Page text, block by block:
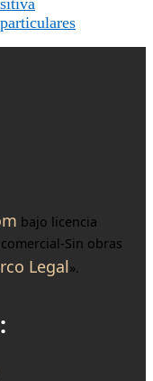
bajo licencia
Sin obras
Legal».